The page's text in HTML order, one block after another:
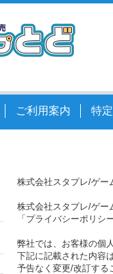
ご利用案内 特
株式会社スタプレ/ゲー
株式会社スタプレ/ゲー
「プライバシーポリシ
弊社では、お客様の個
下記に記載された内容
予告なく変更/改訂する